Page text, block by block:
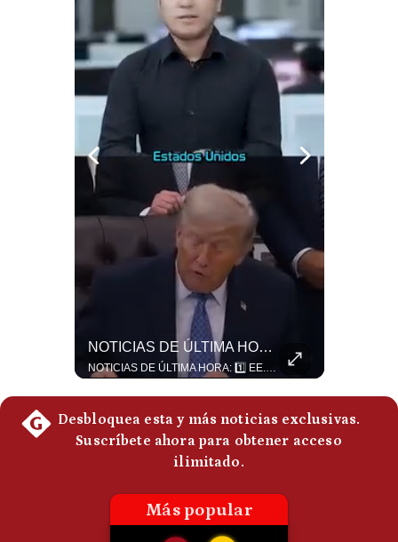
gestion.pe
NOTICIAS DE ÚLTIMA HORA: EE.UU. Se Queda Sin Misiles En Medio Oriente